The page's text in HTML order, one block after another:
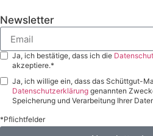
Newsletter
Ja, ich bestätige, dass ich die
akzeptiere.*
Ja, ich willige ein, dass das Schüttgut-
Datenschutzerklärung genannten
Speicherung und Verarbeitung Ihrer
*Pflichtfelder